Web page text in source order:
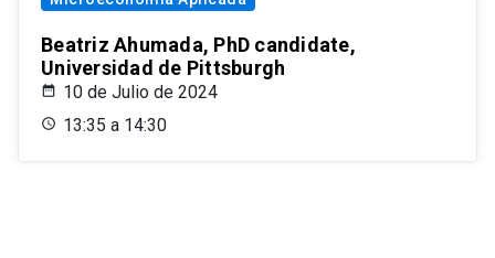
Beatriz Ahumada, PhD candidate,
Universidad de Pittsburgh
10 de Julio de 2024
13:35 a 14:30